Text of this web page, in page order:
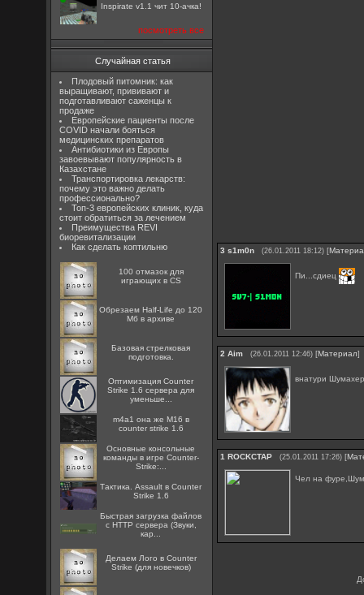
Inspirate v1.1 чит 10-ачка!
посмотреть все
Случайная статья
Плодовый питомник: как
выращивают, прививают и
подготавливают саженцы к
продаже
Европейские пациенты после
COVID начали бояться
медицинских препаратов
Антибиотики из Европы
завоевывают популярность в
Казахстане
Транспортировка лекарств:
почему это важно делать
профессионально?
Топ-3 европейских клиник, куда
стоит обратиться за лечением
Преимущества REVI
биоревитализации
Как сделать коптильню
100 отмазок для
играющих в CS
Обрезаем Half-Life до 120
Мб в архиве
Базовая стрелковая
подготовка.
Оптимизация Counter
Strike 1.6 сервера для
уменьше...
m4a1 она же M16 в
counter strike 1.6
Основные консольные
команды в игре Counter-
Strike:...
Тактика. Assault в Counter
Strike 1.6
Быстрая загрузка файлов
с HTTP сервера (Звуки,
кар...
Делаем Лого в Counter
Strike (для новечков)
3 s1m0n (26.01.2011 18:12) [
Пи...сдиец
2 Aim (26.01.2011 12:46) [Материал]
внатури
1 ROCKCTAP (25.01.2011 17:26) [
Чел на